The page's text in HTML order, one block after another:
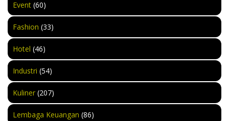
Event (60)
Fashion (33)
Hotel (46)
Industri (54)
Kuliner (207)
Lembaga Keuangan (86)